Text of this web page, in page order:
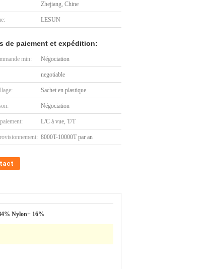
Zhejiang, Chine
LESUN
de paiement et expédition:
min: Négociation
negotiable
Sachet en plastique
Négociation
L/C à vue, T/T
8000T-10000T par an
Nylon+ 16%